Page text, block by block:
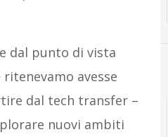
dal punto di vista
avesse
dal tech transfer –
nuovi ambiti